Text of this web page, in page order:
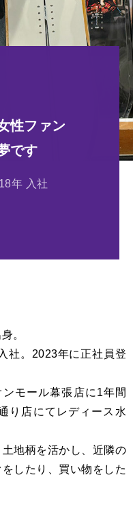
性ファン
です
年 入社
。
社。2023年に正社員登
モール幕張店に1年間
り店にてレディース水
地柄を活かし、近隣の
したり、買い物をした